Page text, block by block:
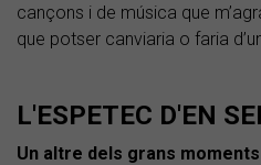
cançons i de música que
que potser canviaria o faria
L'ESPETEC D'EN
Un altre dels grans